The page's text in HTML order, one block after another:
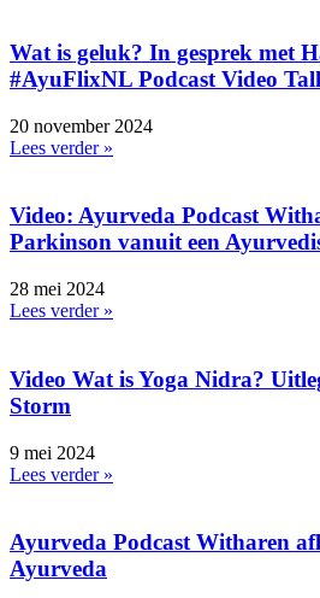
Wat is geluk? In gesprek met
#AyuFlixNL Podcast Video
20 november 2024
Lees verder »
Video: Ayurveda Podcast
Parkinson vanuit een
28 mei 2024
Lees verder »
Video Wat is Yoga Nidra?
Storm
9 mei 2024
Lees verder »
Ayurveda Podcast Witharen
Ayurveda